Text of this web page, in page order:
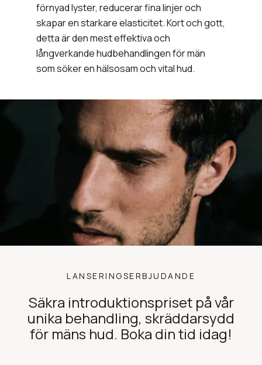
förnyad lyster, reducerar fina linjer och
skapar en starkare elasticitet.Kort och gott,
detta är den mest effektiva och
långverkande hudbehandlingen för män
som söker en hälsosam och vital hud.
LANSERINGSERBJUDANDE
Säkra introduktionspriset på vår
unika behandling, skräddarsydd
för mäns hud. Boka din tid idag!